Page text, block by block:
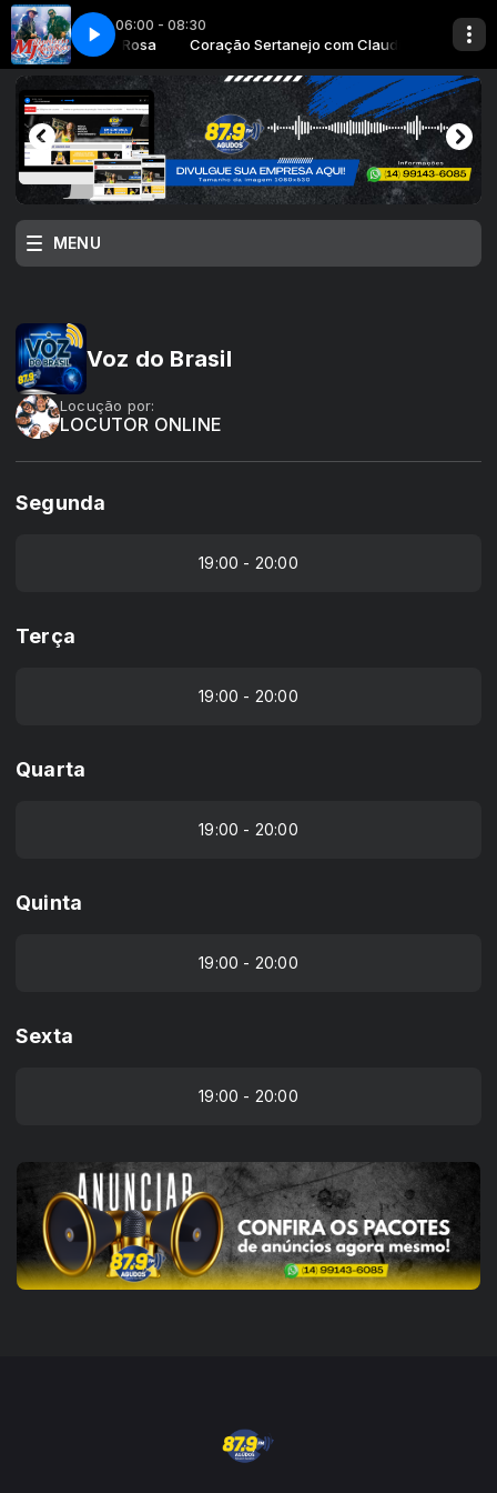
06:00 - 08:30
com Claudio Rosa Coração Sertanejo com Claudio Rosa
ico - Homens Milionario e Jos頒ico - Homens
MENU
Voz do Brasil
Locução por:
LOCUTOR ONLINE
Segunda
19:00 - 20:00
Terça
19:00 - 20:00
Quarta
19:00 - 20:00
Quinta
19:00 - 20:00
Sexta
19:00 - 20:00